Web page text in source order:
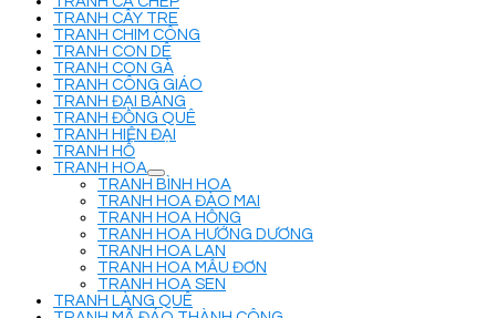
TRANH CÂY TRE
TRANH CHIM CÔNG
TRANH CON DÊ
TRANH CON GÀ
TRANH CÔNG GIÁO
TRANH ĐẠI BÀNG
TRANH ĐỒNG QUÊ
TRANH HIỆN ĐẠI
TRANH HỔ
TRANH HOA
TRANH BÌNH HOA
TRANH HOA ĐÀO MAI
TRANH HOA HỒNG
TRANH HOA HƯỚNG DƯƠNG
TRANH HOA LAN
TRANH HOA MẪU ĐƠN
TRANH HOA SEN
TRANH LÀNG QUÊ